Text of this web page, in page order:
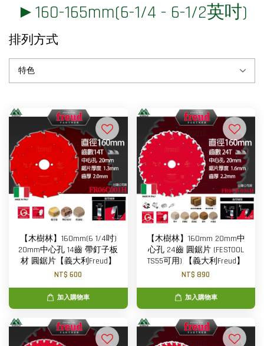
►160-165mm(6-1/4 - 6-1/2英吋)
排列方式
【木樹林】160mm(6 1/4吋)
20mm中心孔 14齒 帶釘子板
材 圓鋸片【義大利Freud】
NT$ 600
加入購物車
【木樹林】160mm 20mm中
心孔 24齒 圓鋸片 (FESTOOL
TS55可用) 【義大利Freud】
NT$ 890
加入購物車